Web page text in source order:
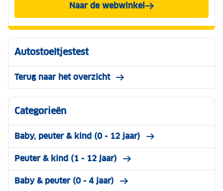
Naar de webwinkel
Autostoeltjestest
Terug naar het overzicht
Categorieën
Baby, peuter & kind (0 - 12 jaar)
Peuter & kind (1 - 12 jaar)
Baby & peuter (0 - 4 jaar)